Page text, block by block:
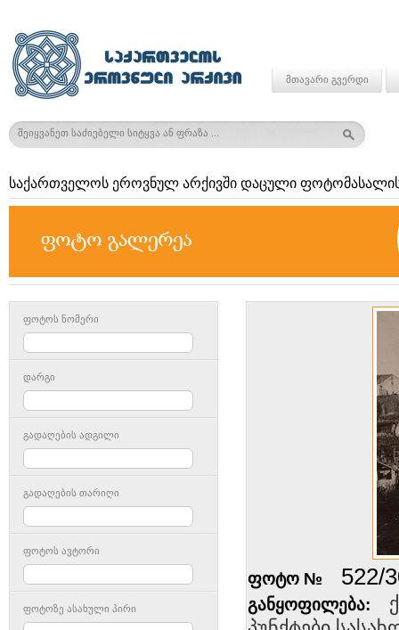
მთავარი გვერდი
საქართველოს ეროვნულ არქივში დაცული
ფოტოს ნომერი
დარგი
გადაღების ადგილი
გადაღების თარიღი
ფოტოს ავტორი
ფოტოზე ასახული პირი
ფოტო № 522/
განყოფილება: